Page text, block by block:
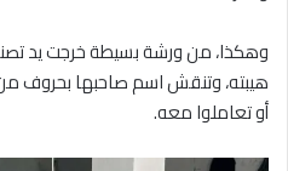
وهكذا، من ورشة بسيطة خرجت يد
هيبته، وتنقش اسم صاحبها
أو تعاملوا معه.